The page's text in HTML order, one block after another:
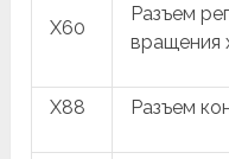
X60
Разъем
вращения
X88 Разъем